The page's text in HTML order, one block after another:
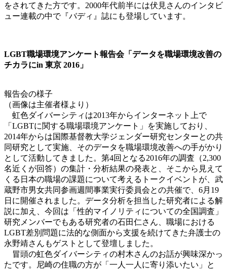
をされてきた方です。2000年代前半には伏見さんのインタビ
ュー連載の中で『バディ』誌にも登場しています。
LGBT職場環境アンケート報告会「データを職場環境改善の
チカラにin 東京 2016」
報告会の様子
（画像は主催者様より）
虹色ダイバーシティは2013年からインターネット上で
「LGBTに関する職場環境アンケート」を実施しており、
2014年からは国際基督教大学ジェンダー研究センターとの共
同研究として実施、そのデータを職場環境改善への手がかり
として活動してきました。第4回となる2016年の調査（2,300
名近くが回答）の集計・分析結果の発表と、そこから見えて
くる日本の職場の課題について考えるトークイベントが、武
蔵野市男女共同参画週間事業実行委員会との共催で、6月19
日に開催されました。データ分析を担当した研究者による解
説に加え、今回は「性的マイノリティについての全国調査」
研究メンバーでもある研究者の石田仁さん、職場における
LGBT差別問題に法的な側面から支援を続けてきた弁護士の
永野靖さんもゲストとして登壇しました。
冒頭の虹色ダイバーシティの村木さんのお話が興味深かっ
たです。尼崎の住職の方が「一人一人に寄り添いたい」と